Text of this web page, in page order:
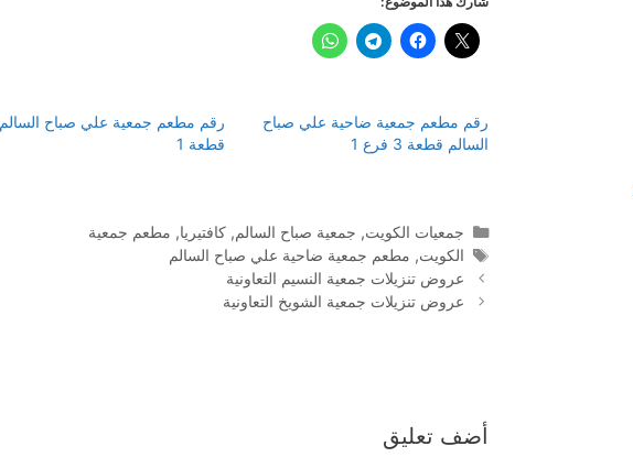
رقم مطعم جمعية ضاحية علي صباح
السالم قطعة 3 فرع 1
رقم مطعم جمعية علي صباح السالم
قطعة 1
التصنيفات
جمعيات الكويت, جمعية صباح السالم, كافتيريا, مطعم جمعية
الوسوم
الكويت, مطعم جمعية ضاحية علي صباح السالم
عروض تنزيلات جمعية النسيم التعاونية
عروض تنزيلات جمعية الشويخ التعاونية
أضف تعليق